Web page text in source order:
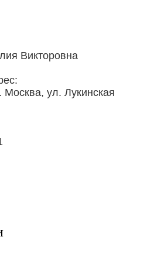
Викторовна
Москва, ул. Лукинская